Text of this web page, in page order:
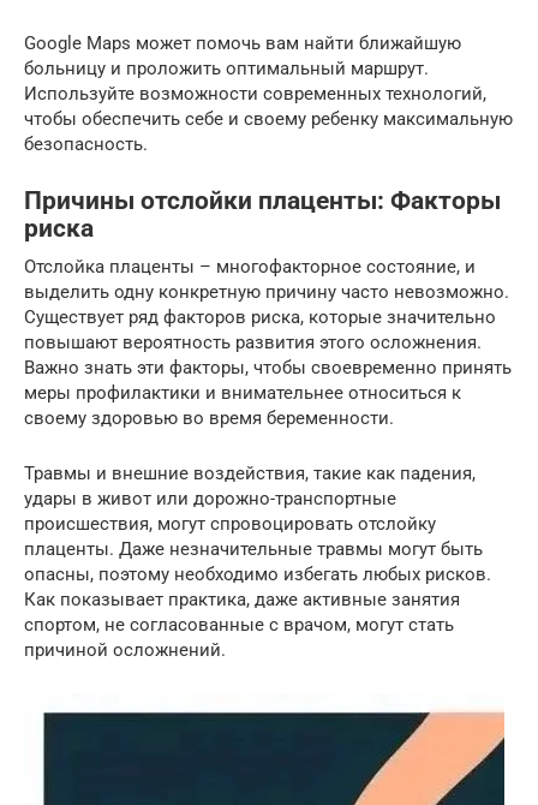
Google Maps может помочь вам найти ближайшую
больницу и проложить оптимальный маршрут.
Используйте возможности современных технологий,
чтобы обеспечить себе и своему ребенку максимальную
безопасность.
Причины отслойки плаценты: Факторы
риска
Отслойка плаценты – многофакторное состояние, и
выделить одну конкретную причину часто невозможно.
Существует ряд факторов риска, которые значительно
повышают вероятность развития этого осложнения.
Важно знать эти факторы, чтобы своевременно принять
меры профилактики и внимательнее относиться к
своему здоровью во время беременности.
Травмы и внешние воздействия, такие как падения,
удары в живот или дорожно-транспортные
происшествия, могут спровоцировать отслойку
плаценты. Даже незначительные травмы могут быть
опасны, поэтому необходимо избегать любых рисков.
Как показывает практика, даже активные занятия
спортом, не согласованные с врачом, могут стать
причиной осложнений.